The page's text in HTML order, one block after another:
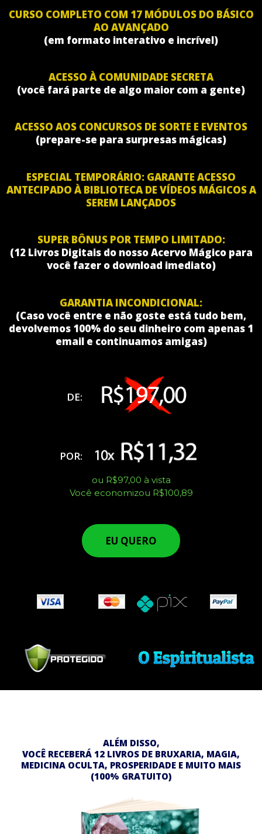
CURSO COMPLETO COM 17 MÓDULOS DO BÁSICO
AO AVANÇADO
(em formato interativo e incrível)
ACESSO À COMUNIDADE SECRETA
(você fará parte de algo maior com a gente)
ACESSO AOS CONCURSOS DE SORTE E EVENTOS
(prepare-se para surpresas mágicas)
ESPECIAL TEMPORÁRIO: GARANTE ACESSO
ANTECIPADO À BIBLIOTECA DE VÍDEOS MÁGICOS A
SEREM LANÇADOS
SUPER BÔNUS POR TEMPO LIMITADO:
(12 Livros Digitais do nosso Acervo Mágico para
você fazer o download imediato)
GARANTIA INCONDICIONAL:
(Caso você entre e não goste está tudo bem,
devolvemos 100% do seu dinheiro com apenas 1
email e continuamos amigas)
DE:
POR:
ou R$97,00 à vista
Você economizou R$100,89
EU QUERO
ALÉM DISSO,
VOCÊ RECEBERÁ 12 LIVROS DE BRUXARIA, MAGIA,
MEDICINA OCULTA, PROSPERIDADE E MUITO MAIS
(100% GRATUITO)